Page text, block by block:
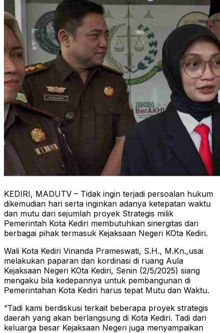
KEDIRI, MADUTV – Tidak ingin terjadi persoalan hukum
dikemudian hari serta inginkan adanya ketepatan waktu
dan mutu dari sejumlah proyek Strategis milik
Pemerintah Kota Kediri membutuhkan sinergitas dari
berbagai pihak termasuk Kejaksaan Negeri KOta Kediri.
Wali Kota Kediri Vinanda Prameswati, S.H., M.Kn.,usai
melakukan paparan dan kordinasi di ruang Aula
Kejaksaan Negeri KOta Kediri, Senin (2/5/2025) siang
mengaku bila kedepannya untuk pembangunan di
Pemerintahan Kota Kediri harus tepat Mutu dan Waktu.
“Tadi kami berdiskusi terkait beberapa proyek strategis
daerah yang akan berlangsung di Kota Kediri. Tadi dari
keluarga besar Kejaksaan Negeri juga menyampaikan